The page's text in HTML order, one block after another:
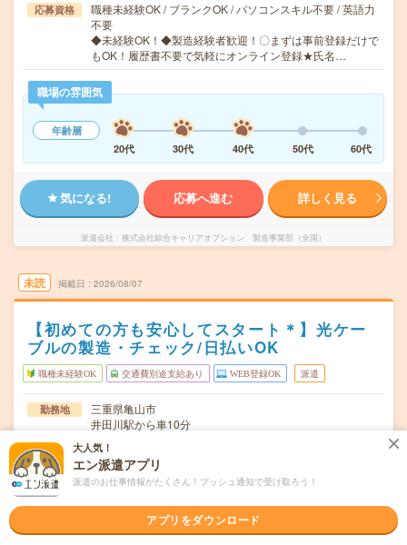
応募資格
職種未経験OK / ブランクOK / パソコンスキル不要 / 英語力
不要
◆未経験OK！◆製造経験者歓迎！〇まずは事前登録だけで
もOK！履歴書不要で気軽にオンライン登録★氏名…
職場の雰囲気
年齢層
20代
30代 40代 50代 60代
気になる! 応募へ進む 詳しく見る
派遣会社 株式会社綜合キャリアオプション 製造事業部（全国）
未読 掲載日 2026/08/07
【初めての方も安心してスタート＊】光ケー
ブルの製造・チェック/日払いOK
職種未経験OK 交通費別途支給あり WEB登録OK 派遣
勤務地
三重県亀山市
井田川駅から車10分
曜日頻度 シフト制
時間
(3交替)8:00～16:45、16:35～23:35、23:25～翌8:10 ※2
長期でお仕事できる方、大歓迎！
大人気！
エン派遣アプリ
派遣のお仕事情報がたくさん！プッシュ通知で受け取ろう！
アプリをダウンロード